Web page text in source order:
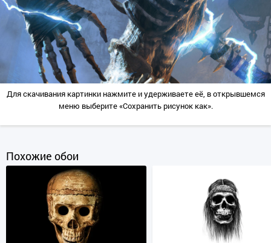
Для скачивания картинки нажмите и удерживаете её, в открывшемся
меню выберите «Сохранить рисунок как».
Похожие обои